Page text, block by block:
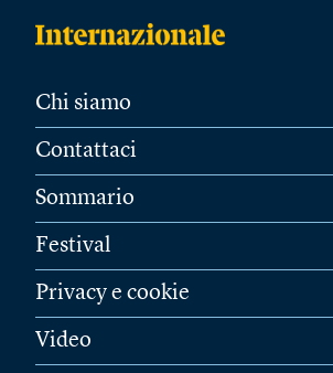
Chi siamo
Contattaci
Sommario
Festival
Privacy e cookie
Video